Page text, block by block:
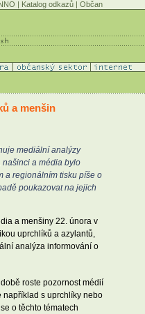
| Katalog odkazů | Občan
a menšin
mediální analýzy
našinci a média bylo
a regionálním tisku píše o
poukazovat na jejich
a menšiny 22. února v
uprchlíků a azylantů,
analýza informování o
roste pozornost médií
například s uprchlíky nebo
o těchto tématech